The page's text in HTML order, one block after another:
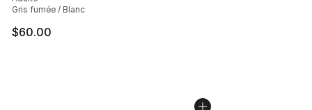
Gris fumée / Blanc
$60.00